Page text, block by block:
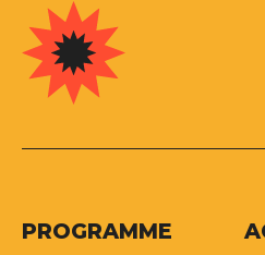
PROGRAMME